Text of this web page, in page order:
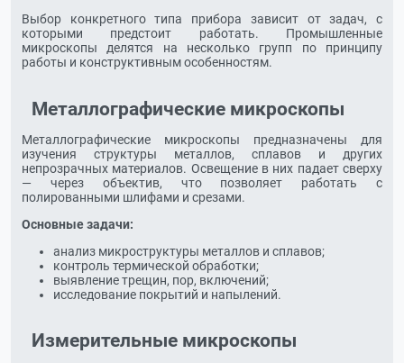
Выбор конкретного типа прибора зависит от задач, с
которыми предстоит работать. Промышленные
микроскопы делятся на несколько групп по принципу
работы и конструктивным особенностям.
Металлографические микроскопы
Металлографические микроскопы предназначены для
изучения структуры металлов, сплавов и других
непрозрачных материалов. Освещение в них падает сверху
— через объектив, что позволяет работать с
полированными шлифами и срезами.
Основные задачи:
анализ микроструктуры металлов и сплавов;
контроль термической обработки;
выявление трещин, пор, включений;
исследование покрытий и напылений.
Измерительные микроскопы